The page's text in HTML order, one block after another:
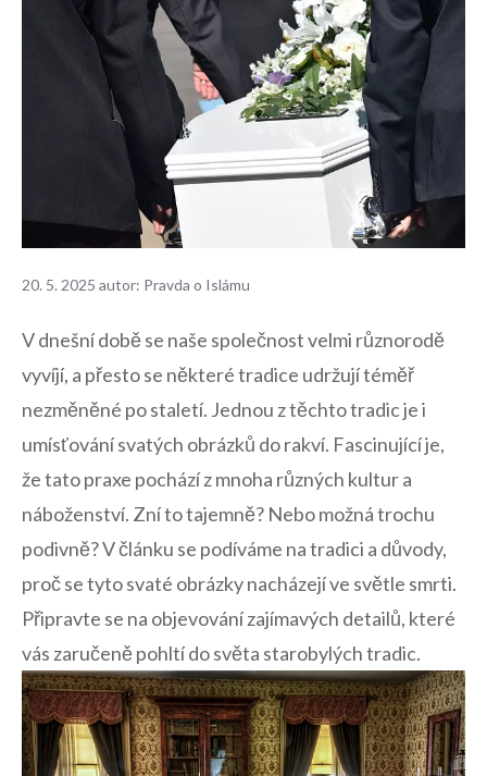
20. 5. 2025 autor: Pravda o Islámu
V dnešní době se naše společnost velmi různorodě
vyvíjí, a přesto se některé​ tradice udržují⁤ téměř
nezměněné⁤ po staletí. Jednou z těchto tradic je i
umísťování svatých obrázků do rakví. Fascinující ‍je,
že tato praxe pochází‌ z‌ mnoha‌ různých kultur a
‍náboženství. Zní⁣ to ⁣tajemně? Nebo možná trochu​
podivně? ​V článku se podíváme na tradici a důvody,
proč se ⁣tyto svaté ⁢obrázky nacházejí ve‍ světle smrti.
Připravte se na objevování zajímavých‍ detailů, ​které
vás zaručeně pohltí ​do světa starobylých tradic.